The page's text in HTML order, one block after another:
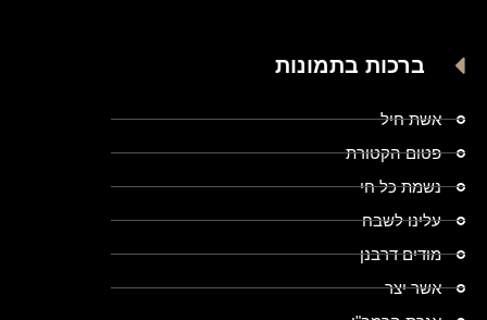
ברכות בתמונות
אשת חיל
פטום הקטורת
נשמת כל חי
עלינו לשבח
מודים דרבנן
אשר יצר